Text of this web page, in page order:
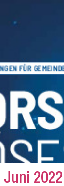
Juni 2022